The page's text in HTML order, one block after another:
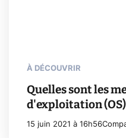
À DÉCOUVRIR
Quelles sont les
d'exploitation
15 juin 2021 à 16h56